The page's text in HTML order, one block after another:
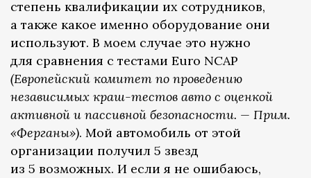
степень квалификации их сотрудников,
а также какое именно оборудование они
используют. В моем случае это нужно
для сравнения с тестами Euro NCAP
(Европейский комитет по проведению
независимых краш-тестов авто с оценкой
активной и пассивной безопасности. — Прим.
«Ферганы»). Мой автомобиль от этой
организации получил 5 звезд
из 5 возможных. И если я не ошибаюсь,